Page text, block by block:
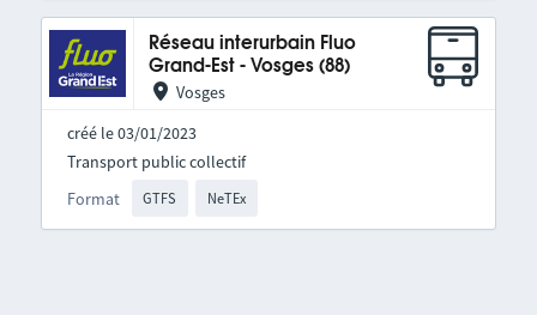
Réseau interurbain Fluo
Grand-Est - Vosges (88)
Vosges
créé le 03/01/2023
Format GTFS NeTEx
Transport public collectif